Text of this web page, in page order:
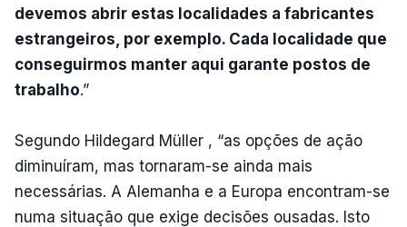
devemos abrir estas localidades a fabricantes
estrangeiros, por exemplo. Cada localidade que
conseguirmos manter aqui garante postos de
trabalho.”
Segundo Hildegard Müller , “as opções de ação
diminuíram, mas tornaram-se ainda mais
necessárias. A Alemanha e a Europa encontram-se
numa situação que exige decisões ousadas. Isto